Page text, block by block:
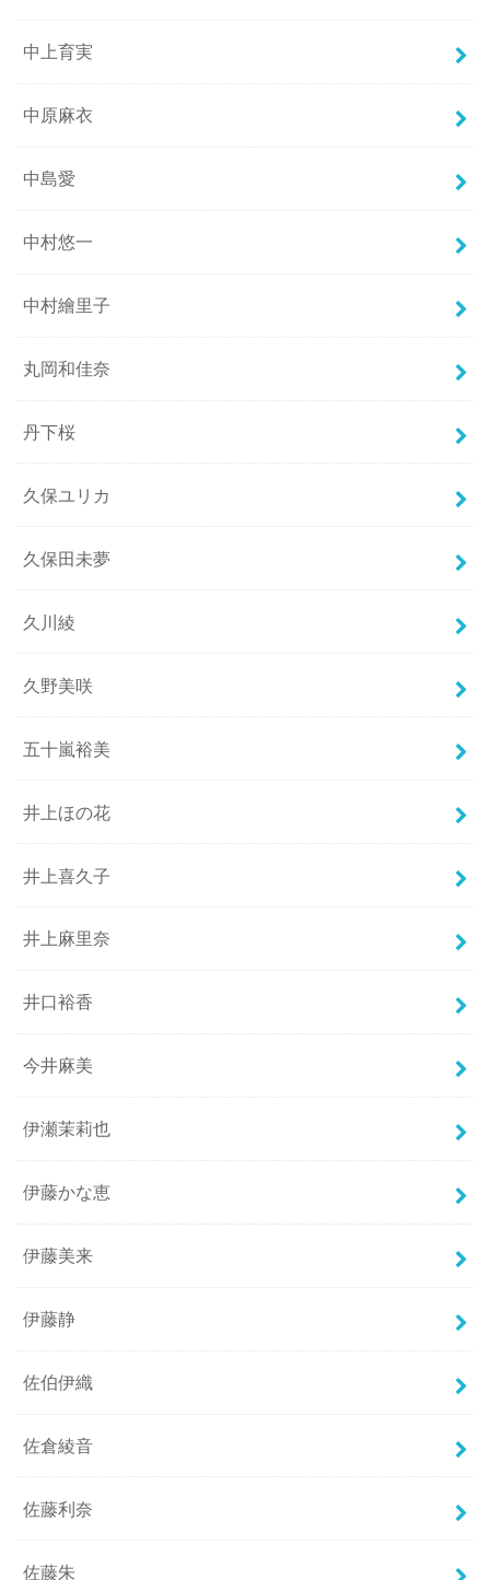
中上育実
中原麻衣
中島愛
中村悠一
中村繪里子
丸岡和佳奈
丹下桜
久保ユリカ
久保田未夢
久川綾
久野美咲
五十嵐裕美
井上ほの花
井上喜久子
井上麻里奈
井口裕香
今井麻美
伊瀬茉莉也
伊藤かな恵
伊藤美来
伊藤静
佐伯伊織
佐倉綾音
佐藤利奈
佐藤朱